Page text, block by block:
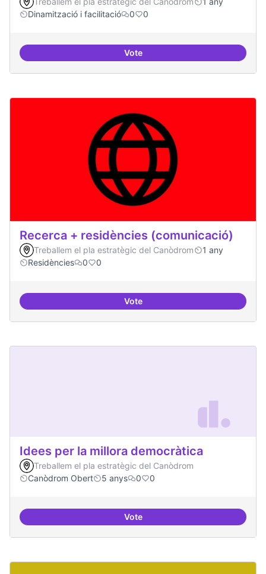
Dinamització i facilitació
0 0
VoteRelatoria col·laborativa
Recerca + residències (comunicació)
Treballem el pla estratègic del Canòdrom
1 any
Residències
0 0
VoteRecerca + residències
Idees per la millora democràtica
Treballem el pla estratègic del Canòdrom
Canòdrom Obert
5 anys 0 0
VoteIdees per la millora democràtica